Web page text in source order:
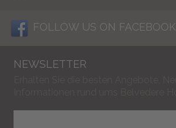
FOLLOW US ON FACEBOOK
NEWSLETTER